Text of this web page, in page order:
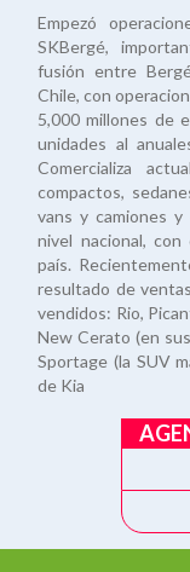
Empezó
SKBergé,
fusión entre
Chile, con
5,000 millones de
unidades al
Comercializa
compactos,
vans y camiones
nivel nacional,
país.
resultado de
vendidos: Rio,
New Cerato (en
Sportage (la SUV
de Kia